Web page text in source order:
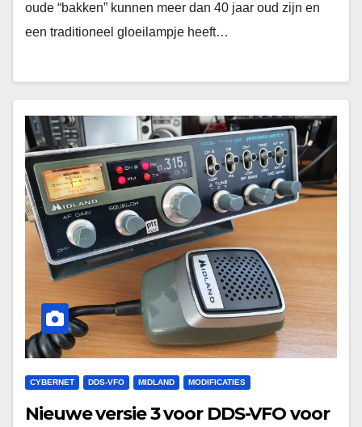
oude “bakken” kunnen meer dan 40 jaar oud zijn en
een traditioneel gloeilampje heeft…
CYBERNET DDS-VFO MIDLAND MODIFICATIES
Nieuwe versie 3 voor DDS-VFO voor